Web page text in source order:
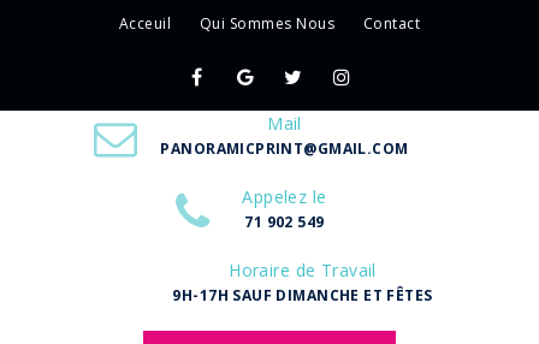
Acceuil Qui Sommes Nous Contact
Mail
PANORAMICPRINT@GMAIL.COM
Appelez le
71 902 549
Horaire de Travail
9H-17H SAUF DIMANCHE ET FÊTES